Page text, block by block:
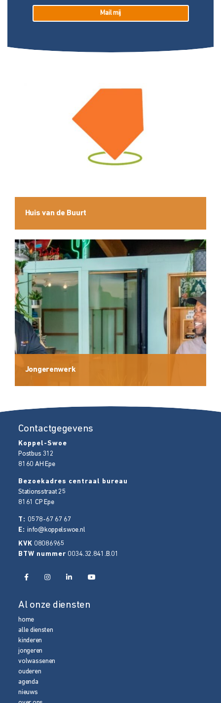
Mail mij
Huis van de Buurt
Jongerenwerk
Contactgegevens
Koppel-Swoe
Postbus 312
8160 AH Epe
Bezoekadres centraal bureau
Stationsstraat 25
8161 CP Epe
T: 0578-67 67 67
E:info@koppelswoe.nl
KVK 08086965
BTW nummer 0034.32.841.B.01
Al onze diensten
home
alle diensten
kinderen
jongeren
volwassenen
ouderen
agenda
nieuws